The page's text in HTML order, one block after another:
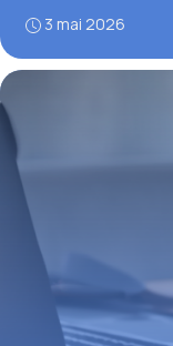
3 mai 2026